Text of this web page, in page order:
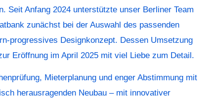
Seit Anfang 2024 unterstützte unser Berliner Team
zunächst bei der Auswahl des passenden
progressives Designkonzept. Dessen Umsetzung
Eröffnung im April 2025 mit viel Liebe zum Detail.
Mieterplanung und enger Abstimmung mit
herausragenden Neubau – mit innovativer